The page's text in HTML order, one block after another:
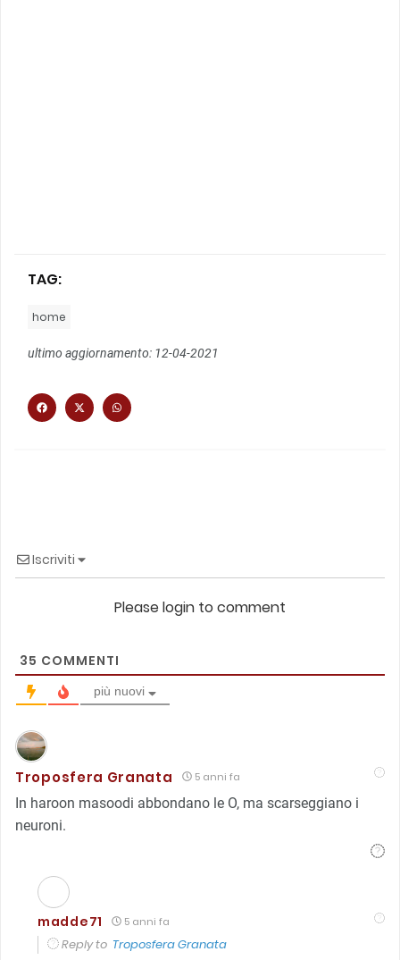
TAG:
home
ultimo aggiornamento: 12-04-2021
Iscriviti
Please login to comment
35 COMMENTI
più nuovi
Troposfera Granata 5 anni fa
In haroon masoodi abbondano le O, ma scarseggiano i
neuroni.
madde71 5 anni fa
Reply to Troposfera Granata